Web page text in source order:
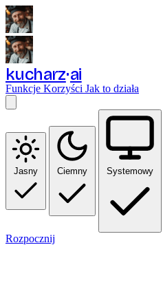
kucharz ai
Funkcje Korzyści Jak to działa
Jasny Ciemny Systemowy
Rozpocznij